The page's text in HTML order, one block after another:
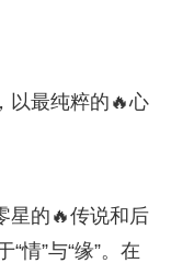
以最纯粹的🔥心
星的🔥传说和后
情”与“缘”。在